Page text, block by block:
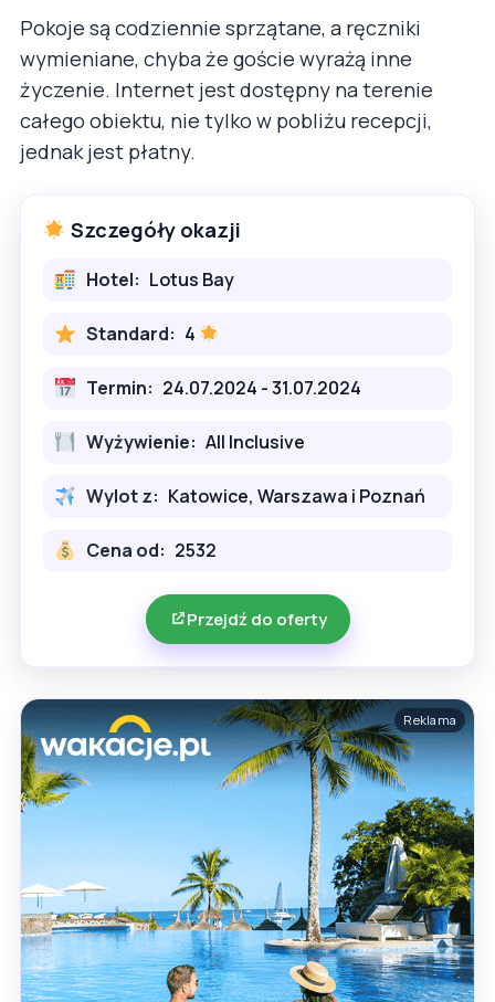
Pokoje są codziennie sprzątane, a ręczniki
wymieniane, chyba że goście wyrażą inne
życzenie. Internet jest dostępny na terenie
całego obiektu, nie tylko w pobliżu recepcji,
jednak jest płatny.
Szczegóły okazji
Hotel: Lotus Bay
Standard: 4
Termin: 24.07.2024 - 31.07.2024
Wyżywienie: All Inclusive
Wylot z: Katowice, Warszawa i Poznań
Cena od: 2532
Przejdź do oferty
Reklama